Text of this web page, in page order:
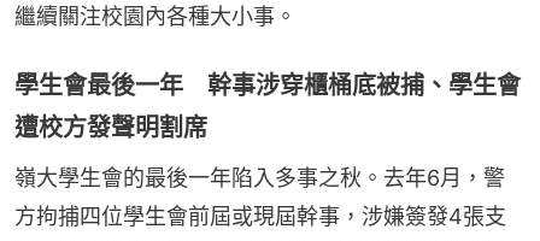
繼續關注校園內各種大小事。
學生會最後一年 幹事涉穿櫃桶底被捕、學生會
遭校方發聲明割席
嶺大學生會的最後一年陷入多事之秋。去年6月，警
方拘捕四位學生會前屆或現屆幹事，涉嫌簽發4張支